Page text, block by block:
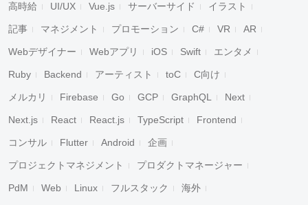
高時給 UI/UX Vue.js サーバーサイド イラスト
記事 マネジメント プロモーション C# VR AR
Webデザイナー Webアプリ iOS Swift エンタメ
Ruby Backend アーティスト toC C向け
メルカリ Firebase Go GCP GraphQL Next
Next.js React React.js TypeScript Frontend
コンサル Flutter Android 企画
プロジェクトマネジメント プロダクトマネージャー
PdM Web Linux フルスタック 海外